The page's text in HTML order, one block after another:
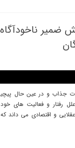
ضمیر
جذاب و در عین حال
رفتار و فعالیت های
و اقتصادی می داند